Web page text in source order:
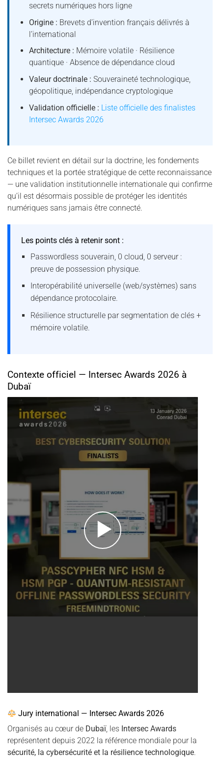
secrets numériques hors ligne
Origine : Brevets d’invention français délivrés à
l’international
Architecture : Mémoire volatile · Résilience
quantique · Absence de dépendance cloud
Valeur doctrinale : Souveraineté technologique,
géopolitique, indépendance cryptologique
Validation officielle : Liste officielle des finalistes
Intersec Awards 2026
Ce billet revient en détail sur la doctrine, les fondements
techniques et la portée stratégique de cette reconnaissance
— une validation institutionnelle internationale qui confirme
qu’il est désormais possible de protéger les identités
numériques sans jamais être connecté.
Les points clés à retenir sont :
Passwordless souverain, 0 cloud, 0 serveur :
preuve de possession physique.
Interopérabilité universelle (web/systèmes) sans
dépendance protocolaire.
Résilience structurelle par segmentation de clés +
mémoire volatile.
Contexte officiel — Intersec Awards 2026 à
Dubaï
Jury international — Intersec Awards 2026
Organisés au cœur de Dubaï, les Intersec Awards
représentent depuis 2022 la référence mondiale pour la
sécurité, la cybersécurité et la résilience technologique.